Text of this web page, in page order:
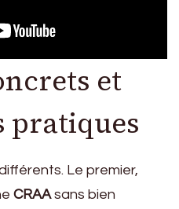
et
pratiques
Le premier,
CRAAsans bien